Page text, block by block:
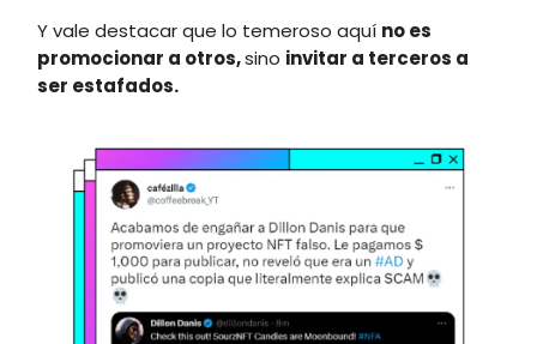
Y vale destacar que lo temeroso aquí no es
promocionar a otros,sino invitar a terceros a
ser estafados.